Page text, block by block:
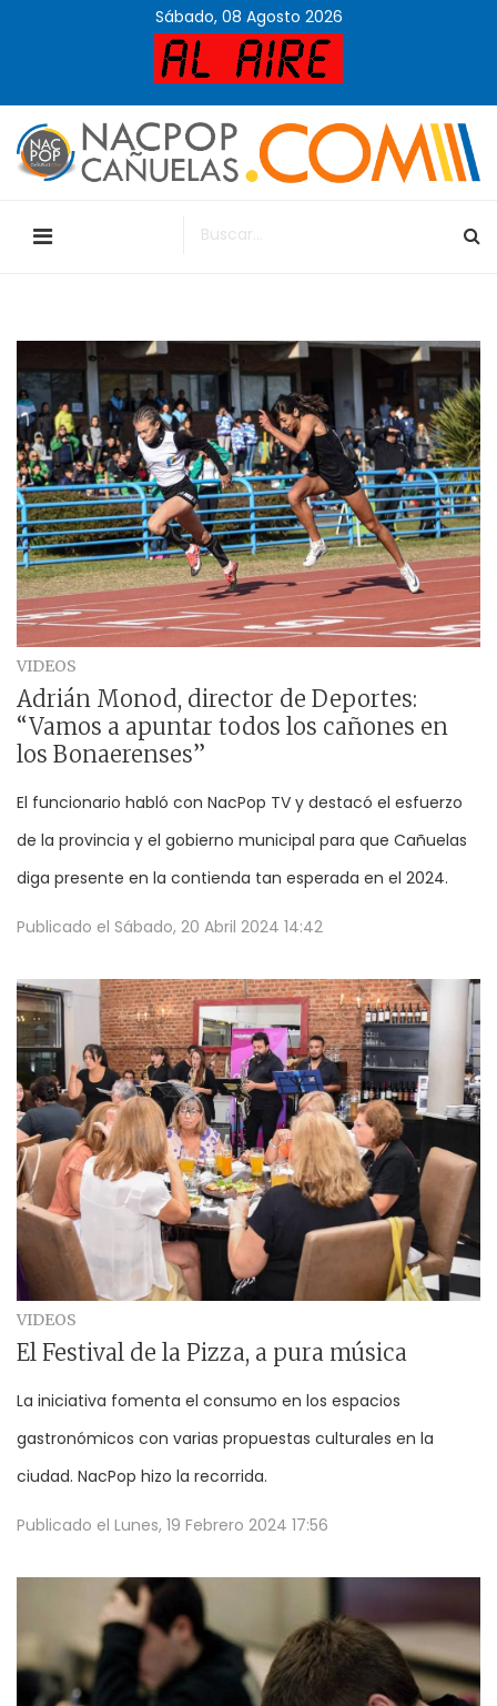
Sábado, 08 Agosto 2026
VIDEOS
Adrián Monod, director de Deportes:
“Vamos a apuntar todos los cañones en
los Bonaerenses”
El funcionario habló con NacPop TV y destacó el esfuerzo
de la provincia y el gobierno municipal para que Cañuelas
diga presente en la contienda tan esperada en el 2024.
Publicado el Sábado, 20 Abril 2024 14:42
VIDEOS
El Festival de la Pizza, a pura música
La iniciativa fomenta el consumo en los espacios
gastronómicos con varias propuestas culturales en la
ciudad. NacPop hizo la recorrida.
Publicado el Lunes, 19 Febrero 2024 17:56